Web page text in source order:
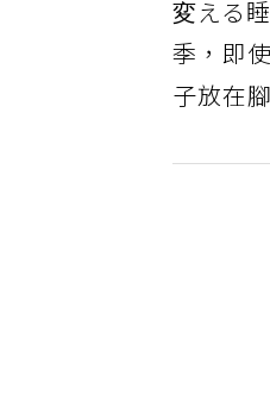
変える
季，即
子放在